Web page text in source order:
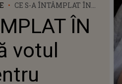
CE S-A ÎNTÂMPLAT ÎN
CULISE DUPĂ VOTUL
MOLDOVEI PENTRU
ROMÂNIA LA EUROVISION
2026? PREZENTATOAREA
MARGARITA DRUȚĂ
ASCUNS: "I-AM ZIS:
ÎN
votul